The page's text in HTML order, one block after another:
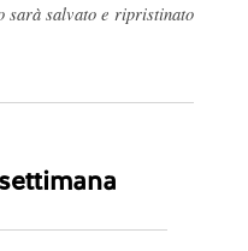
sarà salvato e ripristinato